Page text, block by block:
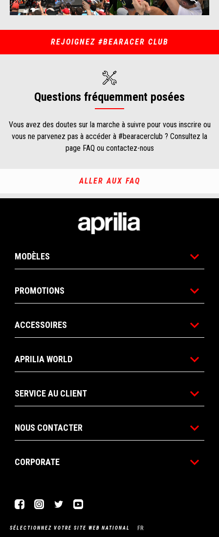
REJOIGNEZ #BEARACER CLUB
Questions fréquemment posées
Vous avez des doutes sur la marche à suivre pour vous inscrire ou
vous ne parvenez pas à accéder à #bearacerclub ? Consultez la
page FAQ ou contactez-nous
ALLER AUX FAQ
MODÈLES
PROMOTIONS
ACCESSOIRES
APRILIA WORLD
SERVICE AU CLIENT
NOUS CONTACTER
CORPORATE
FacebookInstagram
Twitter
SÉLECTIONNEZ VOTRE SITE WEB NATIONAL FR